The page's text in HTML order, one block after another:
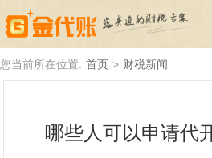
代理记账
您当前所在位置: 首页 > 财税新闻
哪些人可以申请代